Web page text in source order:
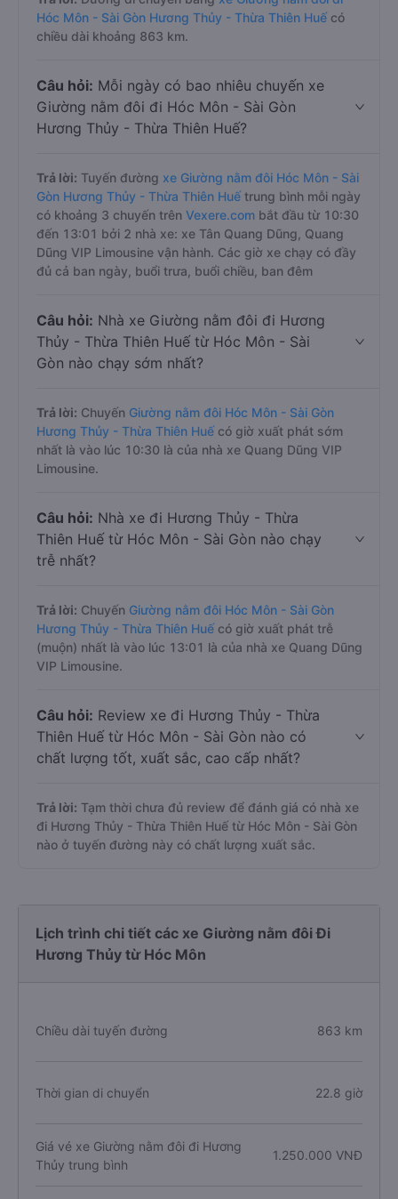
Hóc Môn - Sài Gòn Hương Thủy - Thừa Thiên Huế có
chiều dài khoảng 863 km.
Câu hỏi: Mỗi ngày có bao nhiêu chuyến xe
Giường nằm đôi đi Hóc Môn - Sài Gòn
Hương Thủy - Thừa Thiên Huế?
Trả lời: Tuyến đường xe Giường nằm đôi Hóc Môn - Sài
Gòn Hương Thủy - Thừa Thiên Huế trung bình mỗi ngày
có khoảng 3 chuyến trên Vexere.com bắt đầu từ 10:30
đến 13:01 bởi 2 nhà xe: xe Tân Quang Dũng, Quang
Dũng VIP Limousine vận hành. Các giờ xe chạy có đầy
đủ cả ban ngày, buổi trưa, buổi chiều, ban đêm
Câu hỏi: Nhà xe Giường nằm đôi đi Hương
Thủy - Thừa Thiên Huế từ Hóc Môn - Sài
Gòn nào chạy sớm nhất?
Trả lời: Chuyến Giường nằm đôi Hóc Môn - Sài Gòn
Hương Thủy - Thừa Thiên Huế có giờ xuất phát sớm
nhất là vào lúc 10:30 là của nhà xe Quang Dũng VIP
Limousine.
Câu hỏi: Nhà xe đi Hương Thủy - Thừa
Thiên Huế từ Hóc Môn - Sài Gòn nào chạy
trễ nhất?
Trả lời: Chuyến Giường nằm đôi Hóc Môn - Sài Gòn
Hương Thủy - Thừa Thiên Huế có giờ xuất phát trễ
(muộn) nhất là vào lúc 13:01 là của nhà xe Quang Dũng
VIP Limousine.
Câu hỏi: Review xe đi Hương Thủy - Thừa
Thiên Huế từ Hóc Môn - Sài Gòn nào có
chất lượng tốt, xuất sắc, cao cấp nhất?
Trả lời: Tạm thời chưa đủ review để đánh giá có nhà xe
đi Hương Thủy - Thừa Thiên Huế từ Hóc Môn - Sài Gòn
nào ở tuyến đường này có chất lượng xuất sắc.
Lịch trình chi tiết các xe Giường nằm đôi Đi
Hương Thủy từ Hóc Môn
Chiều dài tuyến đường 863 km
Thời gian di chuyển 22.8 giờ
Giá vé xe Giường nằm đôi đi Hương
Thủy trung bình
1.250.000 VNĐ